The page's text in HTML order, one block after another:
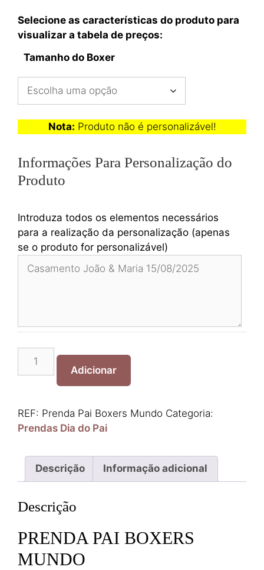
Selecione as características do produto para
visualizar a tabela de preços:
Tamanho do Boxer
Nota: Produto não é personalizável!
Informações Para Personalização do
Produto
Introduza todos os elementos necessários
para a realização da personalização (apenas
se o produto for personalizável)
Quantidade
Boxers
Mundo
Adicionar
REF: Prenda Pai Boxers Mundo Categoria:
Prendas Dia do Pai
Descrição Informação adicional
Descrição
PRENDA PAI BOXERS
MUNDO